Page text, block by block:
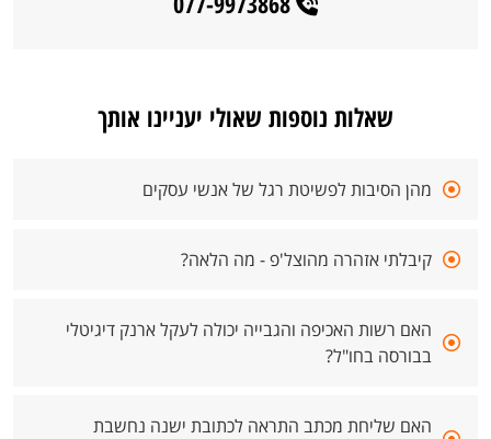
שאלות נוספות שאולי יעניינו אותך
מהן הסיבות לפשיטת רגל של אנשי עסקים
קיבלתי אזהרה מהוצל'פ - מה הלאה?
האם רשות האכיפה והגבייה יכולה לעקל ארנק דיגיטלי
בבורסה בחו"ל?
האם שליחת מכתב התראה לכתובת ישנה נחשבת